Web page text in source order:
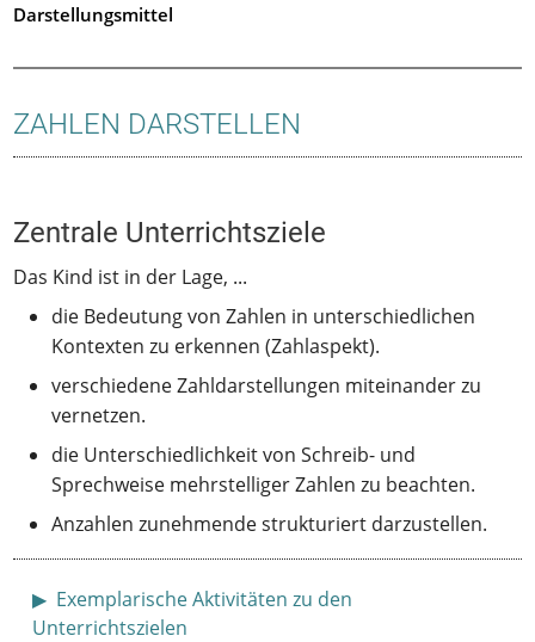
Darstellungsmittel
ZAHLEN DARSTELLEN
Zentrale Unterrichtsziele
Das Kind ist in der Lage, ...
die Bedeutung von Zahlen in unterschiedlichen
Kontexten zu erkennen (Zahlaspekt).
verschiedene Zahldarstellungen miteinander zu
vernetzen.
die Unterschiedlichkeit von Schreib- und
Sprechweise mehrstelliger Zahlen zu beachten.
Anzahlen zunehmende strukturiert darzustellen.
Anzeigen
Exemplarische Aktivitäten zu den
Unterrichtszielen